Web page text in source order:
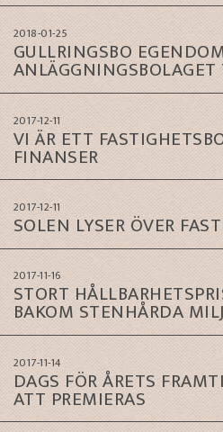
2018-01-25
GULLRINGSBO
2017-12-11
VI ÄR ETT
FINANSER
2017-12-11
SOLEN LYSER ÖVER
2017-11-16
STORT
BAKOM STENHÅRDA
2017-11-14
DAGS FÖR ÅRETS
ATT PREMIERAS